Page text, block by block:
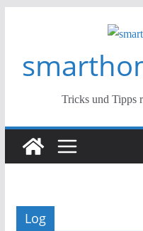
Tricks und Tipps
Log